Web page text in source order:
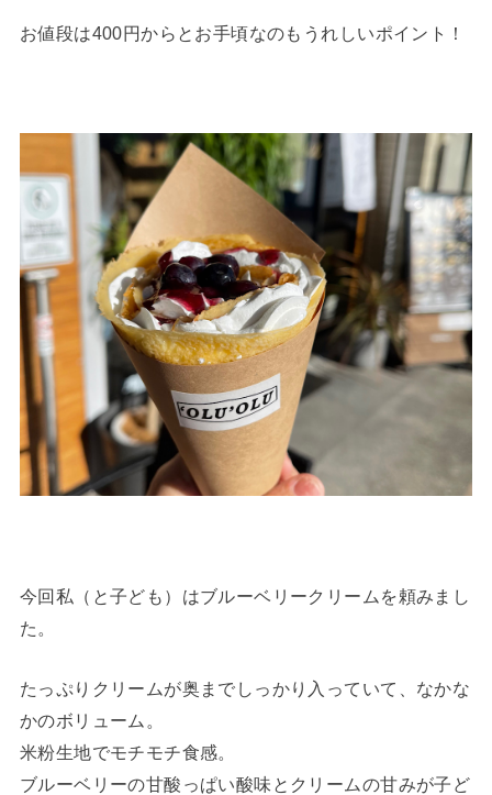
お値段は400円からとお手頃なのもうれしいポイント！
今回私（と子ども）はブルーベリークリームを頼みまし
た。
たっぷりクリームが奥までしっかり入っていて、なかな
かのボリューム。
米粉生地でモチモチ食感。
ブルーベリーの甘酸っぱい酸味とクリームの甘みが子ど